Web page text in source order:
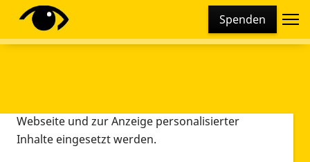
Spenden
Diese Webseite setzt verschiedene Cookies und
Tracking-Tools ein. Dies beinhaltet Cookies und
Webseite und zur Anzeige personalisierter
Inhalte eingesetzt werden.